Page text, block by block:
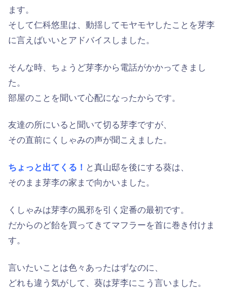
ます。
そして仁科悠里は、動揺してモヤモヤしたことを芽李
に言えばいいとアドバイスしました。
そんな時、ちょうど芽李から電話がかかってきまし
た。
部屋のことを聞いて心配になったからです。
友達の所にいると聞いて切る芽李ですが、
その直前にくしゃみの声が聞こえました。
ちょっと出てくる！ と真山邸を後にする葵は、
そのまま芽李の家まで向かいました。
くしゃみは芽李の風邪を引く定番の最初です。
だからのど飴を買ってきてマフラーを首に巻き付けま
す。
言いたいことは色々あったはずなのに、
どれも違う気がして、葵は芽李にこう言いました。